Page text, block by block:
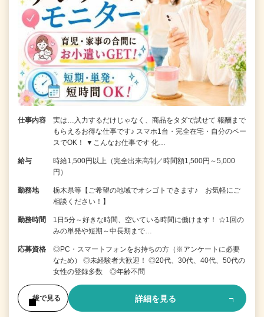
仕事内容
実は…入力するだけじゃなく、商品をタダで試せて 報酬まで
もらえるお得な仕事です♪ スマホ1台・完全在宅・自分のペー
スでOK！ ▼こんなお仕事です 化…
給与
時給1,500円以上（完全出来高制／時間額1,500円～5,000
円）
勤務地
栃木県等【ご希望の地域でオシゴトできます♪ お気軽にご
相談ください！】
勤務時間
1日5分～好きな時間、空いている時間に働けます！ ☆1回の
みの単発や短期～中長期まで…
応募資格
◎PC・スマートフォンをお持ちの方（※アンケートに必要
なため） ◎未経験者大歓迎！ ◎20代、30代、40代、50代の
女性の登録多数 ◎年齢不問
後で見る 詳細を見る